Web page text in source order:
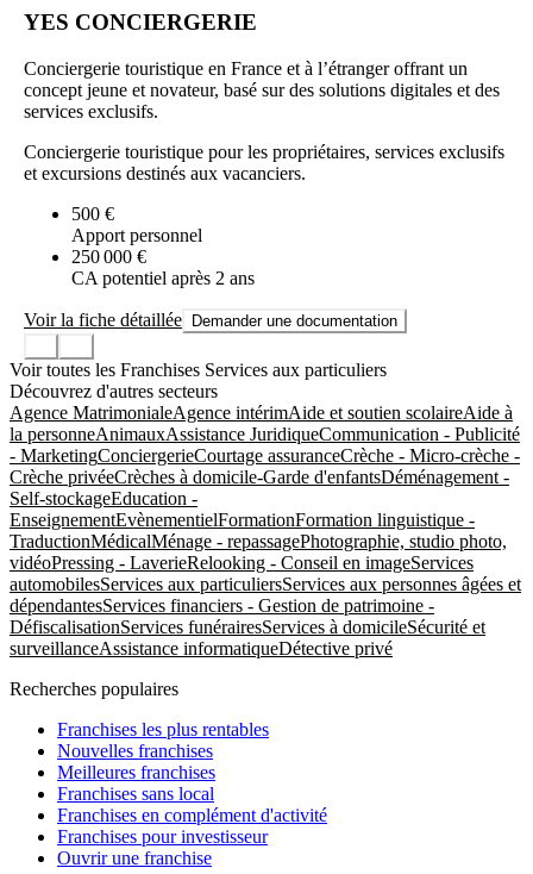
YES CONCIERGERIE
Conciergerie touristique en France et à l’étranger offrant un
concept jeune et novateur, basé sur des solutions digitales et des
services exclusifs.
Conciergerie touristique pour les propriétaires, services exclusifs
et excursions destinés aux vacanciers.
500 €
Apport personnel
250 000 €
CA potentiel après 2 ans
Voir la fiche détaillée Demander une documentation
Voir toutes les Franchises Services aux particuliers
Découvrez d'autres secteurs
Agence MatrimonialeAgence intérimAide et soutien scolaireAide à
la personneAnimauxAssistance JuridiqueCommunication - Publicité
- MarketingConciergerieCourtage assuranceCrèche - Micro-crèche -
Crèche privéeCrèches à domicile-Garde d'enfantsDéménagement -
Self-stockageEducation -
EnseignementEvènementielFormationFormation linguistique -
TraductionMédicalMénage - repassagePhotographie, studio photo,
vidéoPressing - LaverieRelooking - Conseil en imageServices
automobilesServices aux particuliersServices aux personnes âgées et
dépendantesServices financiers - Gestion de patrimoine -
DéfiscalisationServices funérairesServices à domicileSécurité et
surveillanceAssistance informatiqueDétective privé
Recherches populaires
Franchises les plus rentables
Nouvelles franchises
Meilleures franchises
Franchises sans local
Franchises en complément d'activité
Franchises pour investisseur
Ouvrir une franchise